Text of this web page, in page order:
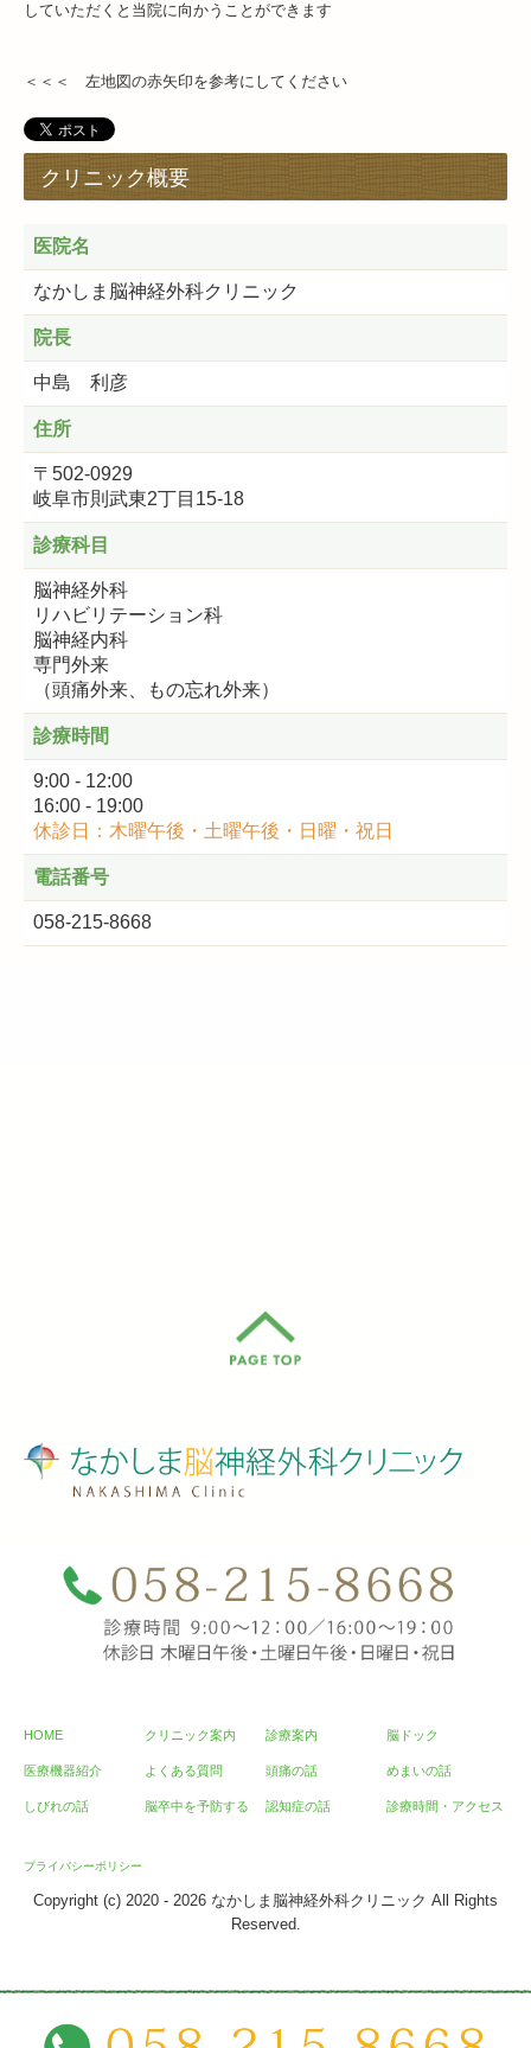
クリニック概要
医院名
なかしま脳神経外科クリニック
院長
中島 利彦
住所
〒502-0929
岐阜市則武東2丁目15-18
診療科目
脳神経外科
リハビリテーション科
脳神経内科
専門外来
（頭痛外来、もの忘れ外来）
診療時間
9:00 - 12:00
16:00 - 19:00
休診日：木曜午後・土曜午後・日曜・祝日
電話番号
058-215-8668
していただくと 当院に向かうことができます
＜＜＜ 左地図の赤矢印を参考にしてください
HOME クリニック案内 診療案内 脳ドック
医療機器紹介 よくある質問 頭痛の話 めまいの話
しびれの話 脳卒中を予防する 認知症の話 診療時間・アクセス
プライバシーポリシー
Copyright (c) 2020 - 2026 なかしま脳神経外科クリニック All Rights
Reserved.